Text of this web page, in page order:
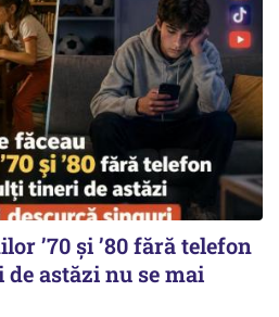
’70 și ’80 fără telefon
astăzi nu se mai